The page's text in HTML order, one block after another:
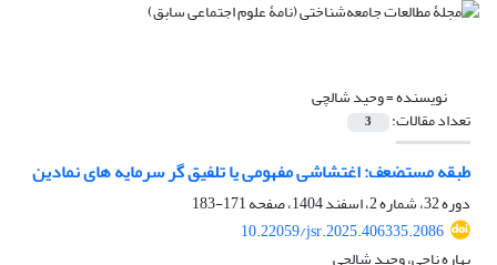
نویسنده =وحید شالچی
تعداد مقالات: 3
طبقه مستضعف: اغتشاشی مفهومی یا تلفیق گر سرمایه های نمادین
دوره 32، شماره 2، اسفند 1404، صفحه
171-183
10.22059/jsr.2025.406335.2086